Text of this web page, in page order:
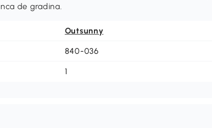
de gradina.
Outsunny
840-036
1